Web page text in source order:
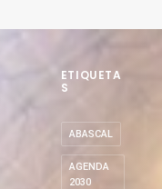
ETIQUETA
S
ABASCAL
AGENDA
2030